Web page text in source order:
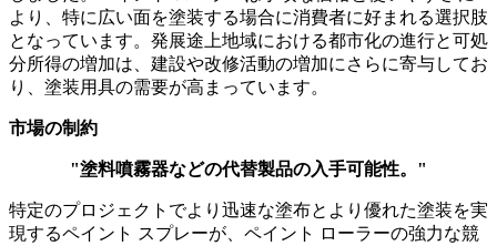
より、特に広い面を塗装する場合に消費者に好まれる選択肢
となっています。発展途上地域における都市化の進行と可処
分所得の増加は、建設や改修活動の増加にさらに寄与してお
り、塗装用具の需要が高まっています。
市場の制約
"塗料噴霧器などの代替製品の入手可能性。"
特定のプロジェクトでより迅速な塗布とより優れた塗装を実
現するペイント スプレーが、ペイント ローラーの強力な競